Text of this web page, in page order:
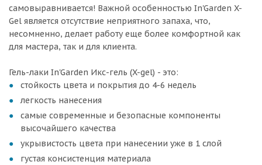
самовыравнивается! Важной особенностью In'Garden X-
Gel является отсутствие неприятного запаха, что,
несомненно, делает работу еще более комфортной как
для мастера, так и для клиента.
Гель-лаки In'Garden Икс-гель (X-gel) - это:
стойкость цвета и покрытия до 4-6 недель
легкость нанесения
самые современные и безопасные компоненты
высочайшего качества
укрывистость цвета при нанесении уже в 1 слой
густая консистенция материала